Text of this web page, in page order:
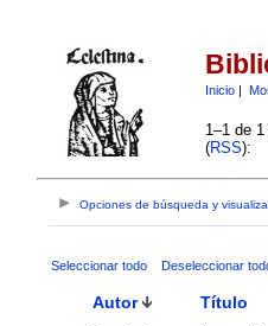
Inicio|
1–1 de
(RSS):
Opciones de búsqueda y
Seleccionar todo Deseleccionar
Autor Título